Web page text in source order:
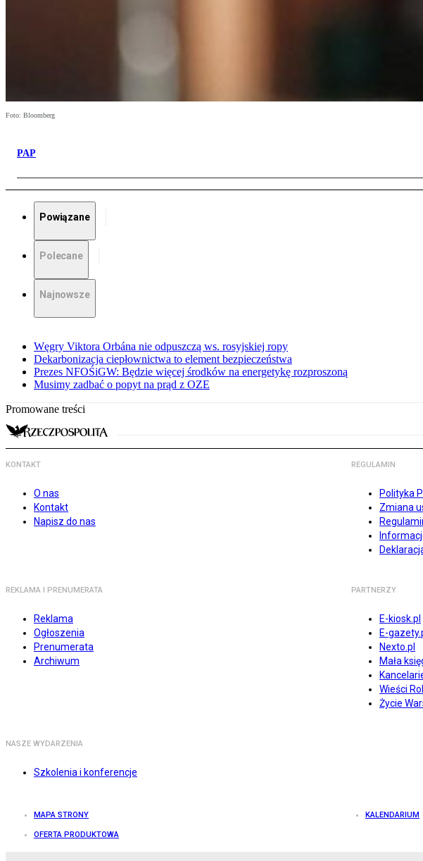
Foto: Bloomberg
PAP
Powiązane
Polecane
Najnowsze
Węgry Viktora Orbána nie odpuszczą ws. rosyjskiej ropy
Dekarbonizacja ciepłownictwa to element bezpieczeństwa
Prezes NFOŚiGW: Będzie więcej środków na energetykę rozproszoną
Musimy zadbać o popyt na prąd z OZE
Promowane treści
KONTAKT
O nas
Kontakt
Napisz do nas
REGULAMIN
Polityka
Zmiana
REKLAMA I PRENUMERATA
Reklama
Ogłoszenia
Prenumerata
Archiwum
PARTNERZY
E-kiosk.pl
E-
Nexto.pl
Mała
Wieści
Życie
NASZE WYDARZENIA
Szkolenia i konferencje
MAPA STRONY KALENDARIUM
OFERTA PRODUKTOWA